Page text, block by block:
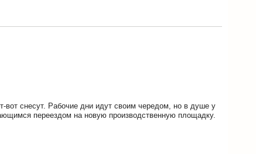
вот снесут. Рабочие дни идут своим чередом, но в душе у
переездом на новую производственную площадку.